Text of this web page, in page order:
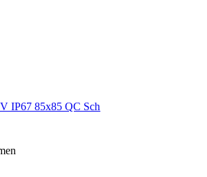
IP67 85x85 QC Sch